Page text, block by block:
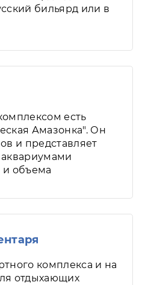
бильярд или в
есть
Амазонка". Он
и представляет
и объема
комплекса и на
отдыхающих